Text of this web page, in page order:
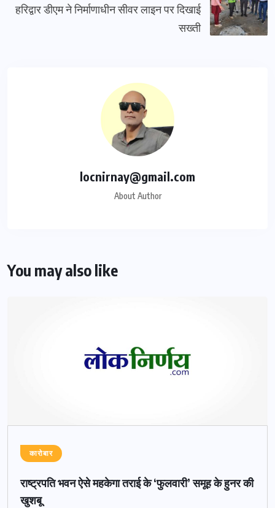
हरिद्वार डीएम ने निर्माणाधीन सीवर लाइन पर दिखाई
सख्ती
locnirnay@gmail.com
About Author
You may also like
कारोबार
राष्ट्रपति भवन ऐसे महकेगा तराई के ‘फुलवारी’ समूह के हुनर की
खुशबू